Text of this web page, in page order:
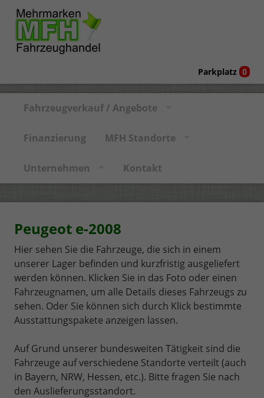
Parkplatz 0
Fahrzeugverkauf / Angebote
Finanzierung MFH Standorte
Unternehmen Kontakt
Peugeot e-2008
Hier sehen Sie die Fahrzeuge, die sich in einem
unserer Lager befinden und kurzfristig ausgeliefert
werden können. Klicken Sie in das Foto oder einen
Fahrzeugnamen, um alle Details dieses Fahrzeugs zu
sehen. Oder Sie können sich durch Klick bestimmte
Ausstattungspakete anzeigen lassen.
Auf Grund unserer bundesweiten Tätigkeit sind die
Fahrzeuge auf verschiedene Standorte verteilt (auch
in Bayern, NRW, Hessen, etc.). Bitte fragen Sie nach
den Auslieferungsstandort.